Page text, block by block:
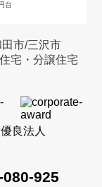
台
市/三沢市
宅・分譲住宅
925